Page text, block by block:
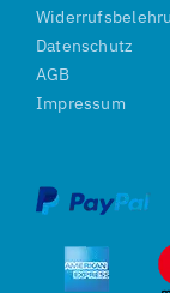
Datenschutz
AGB
Impressum